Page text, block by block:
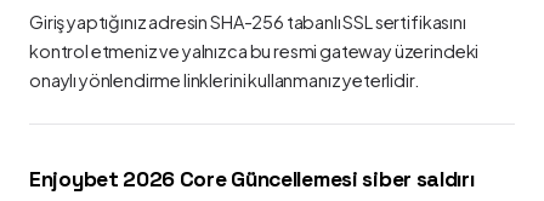
Giriş yaptığınız adresin SHA-256 tabanlı SSL sertifikasını
kontrol etmeniz ve yalnızca bu resmi gateway üzerindeki
onaylı yönlendirme linklerini kullanmanız yeterlidir.
Enjoybet 2026 Core Güncellemesi siber saldırı